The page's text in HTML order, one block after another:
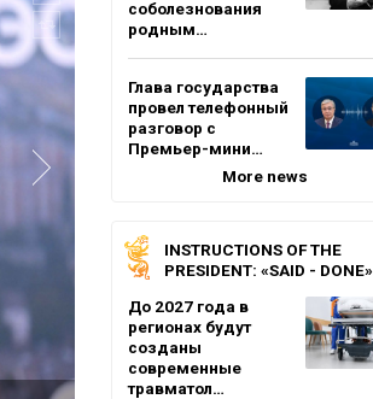
соболезнования
родным…
Глава государства
провел телефонный
разговор с
Премьер-мини…
More news
INSTRUCTIONS OF THE
PRESIDENT: «SAID - DONE»
До 2027 года в
регионах будут
созданы
современные
травматол…